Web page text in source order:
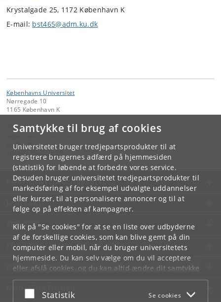
Samtykke til brug af cookies
Universitetet bruger tredjepartsprodukter til at
registrere brugernes adfærd på hjemmesiden
(statistik) for løbende at forbedre vores service.
Desuden bruger universitetet tredjepartsprodukter til
markedsføring af for eksempel udvalgte uddannelser
eller kurser, til at personalisere annoncer og til at
følge op på effekten af kampagner.
Klik på "Se cookies" for at se en liste over udbyderne
af de forskellige cookies, som kan blive gemt på din
computer eller mobil, når du bruger universitetets
hjemmeside. Du kan selv vælge om du vil acceptere
eller afslå cookies, og du kan altid ændre dit samtykke
underCookie- og privatlivspolitiksom du finder i
bunden af hver side.
Acceptér eller afslå
Statistik Se cookies
Krystalgade 25, 1172 København K
E-mail: bst465@adm.ku.dk
Københavns Universitet
Nørregade 10
1165 København K
Kontakt:
Københavns Universitet
@ku.dk
KØBENHAVNS UNIVERSITET
KONTAKT
SERVICES
FOR STUDERENDE OG ANSATTE
JOB OG KARRIERE
NØDSITUATIONER